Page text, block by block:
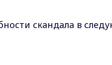
скандала в